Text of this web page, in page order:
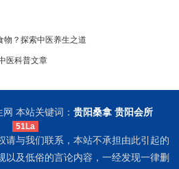
物？探索中医养生之道
医科普文章
本站关键词： 贵阳桑拿 贵阳会所
51La
请与我们联系，本站不承担由此引起的
以及低俗的言论内容，一经发现一律删